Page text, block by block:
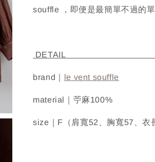
souffle ，即便是最簡單不過的
brand｜ le vent souffle
material｜苧麻100%
size｜F（肩寬52、胸寬57、衣